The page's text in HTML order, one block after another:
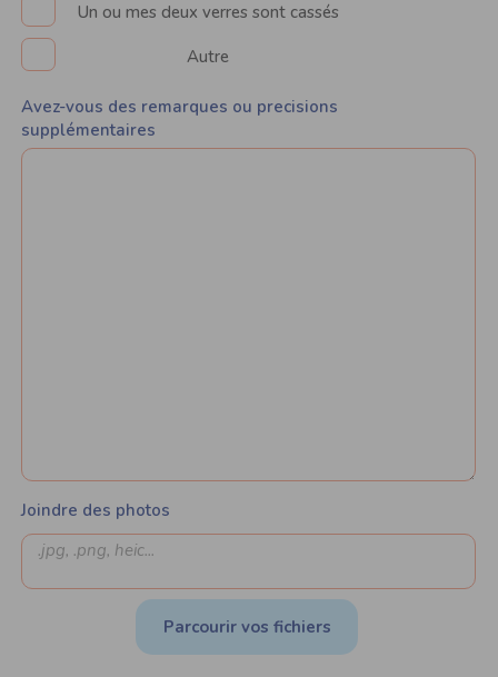
Un ou mes deux verres sont cassés
Autre
Avez-vous des remarques ou precisions
supplémentaires
Joindre des photos
Parcourir vos fichiers